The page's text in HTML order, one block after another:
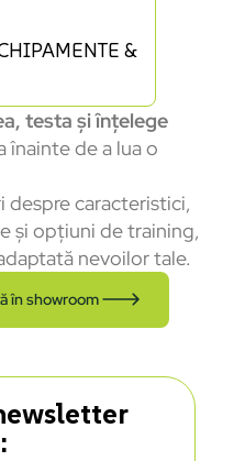
&
testa și înțelege
înainte de a lua o
despre caracteristici,
și opțiuni de training,
nevoilor tale.
în showroom